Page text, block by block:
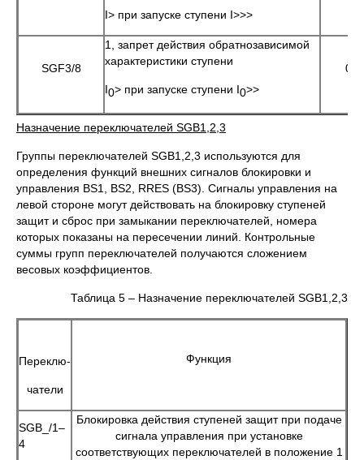
I> при запуске ступени I>>>
SGF3/8
1, запрет действия обратнозависимой
характеристики ступени
I0> при запуске ступени I0>>
0
Назначение переключателей SGB1 ,2,3
Группы переключателей SGB1,2,3 используются для
определения функций внешних сигналов блокировки и
управления BS1, BS2, RRES (BS3). Сигналы управления на
левой стороне могут действовать на блокировку ступеней
защит и сброс при замыкании переключателей, номера
которых показаны на пересечении линий. Контрольные
суммы групп переключателей получаются сложением
весовых коэффициентов.
Таблица 5 – Назначение переключателей SGB1,2,3
Переклю-
чатели
Функция
SGB_/1–
4
Блокировка действия ступеней защит при подаче
сигнала управления при установке
соответствующих переключателей в положение 1